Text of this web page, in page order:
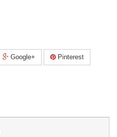
Google+ Pinterest